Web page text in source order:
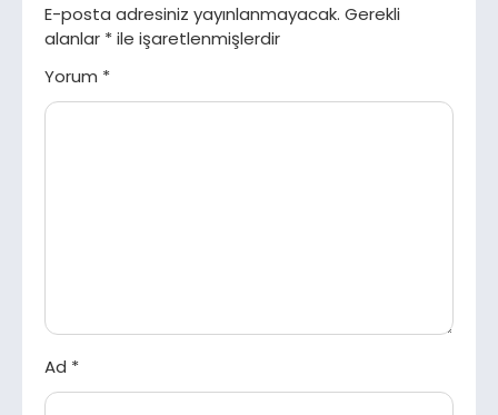
E-posta adresiniz yayınlanmayacak. Gerekli
alanlar *ile işaretlenmişlerdir
Yorum *
Ad *